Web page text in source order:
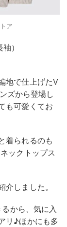
ア
）
地で仕上げたV
ズから登場し
も可愛くてお
着られるのも
ックトップス
しました。
から、気に入
リ♪ほかにも多